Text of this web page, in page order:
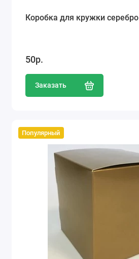
Коробка для кружки серебро
50р.
Заказать
Популярный